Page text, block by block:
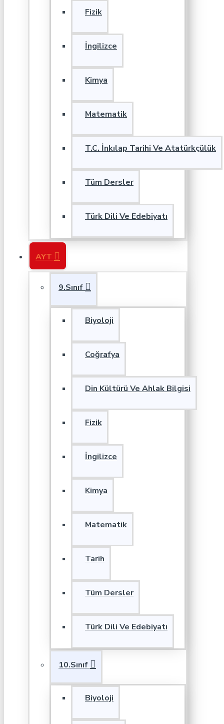
Fizik
İngilizce
Kimya
Matematik
T.C. İnkılap Tarihi Ve Atatürkçülük
Tüm Dersler
Türk Dili Ve Edebiyatı
AYT
9.Sınıf
Biyoloji
Coğrafya
Din Kültürü Ve Ahlak Bilgisi
Fizik
İngilizce
Kimya
Matematik
Tarih
Tüm Dersler
Türk Dili Ve Edebiyatı
10.Sınıf
Biyoloji